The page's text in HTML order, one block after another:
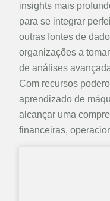
insights mais
para se integrar
outras fontes de
organizações a
de análises
Com recursos
aprendizado de
alcançar uma
financeiras,